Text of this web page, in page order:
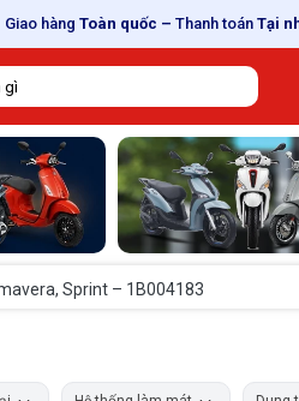
Giao hàng Toàn quốc – Thanh toán Tại
Sprint – 1B004183